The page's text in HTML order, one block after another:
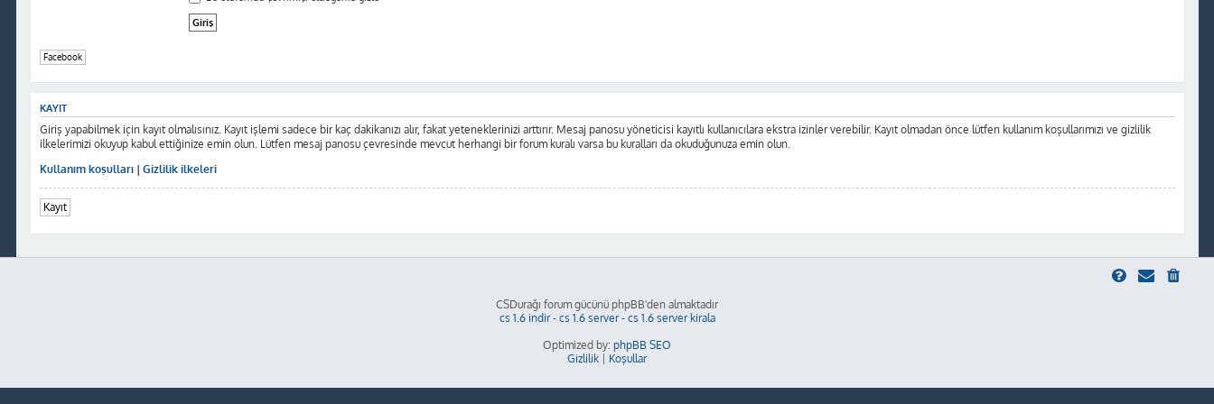
Facebook
KAYIT
Giriş yapabilmek için kayıt olmalısınız. Kayıt işlemi sadece bir kaç dakikanızı alır, fakat yeteneklerinizi arttırır. Mesaj panosu yöneticisi kayıtlı kullanıcılara ekstra izinler verebilir. Kayıt olmadan önce lütfen kullanım koşullarımızı ve gizlilik
ilkelerimizi okuyup kabul ettiğinize emin olun. Lütfen mesaj panosu çevresinde mevcut herhangi bir forum kuralı varsa bu kuralları da okuduğunuza emin olun.
Kullanım koşulları| Gizlilik ilkeleri
Kayıt
CSDurağı forum gücünü phpBB'den almaktadır
cs 1.6 indir- cs 1.6 server- cs 1.6 server kirala
Optimized by: phpBB SEO
Gizlilik | Koşullar